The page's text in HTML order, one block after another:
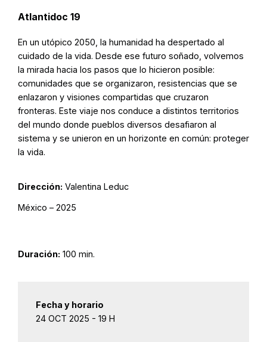
Atlantidoc 19
En un utópico 2050, la humanidad ha despertado al
cuidado de la vida. Desde ese futuro soñado, volvemos
la mirada hacia los pasos que lo hicieron posible:
comunidades que se organizaron, resistencias que se
enlazaron y visiones compartidas que cruzaron
fronteras. Este viaje nos conduce a distintos territorios
del mundo donde pueblos diversos desafiaron al
sistema y se unieron en un horizonte en común: proteger
la vida.
Dirección: Valentina Leduc
México – 2025
Duración: 100 min.
Fecha y horario
24 OCT 2025 - 19 H